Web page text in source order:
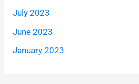
July 2023
June 2023
January 2023